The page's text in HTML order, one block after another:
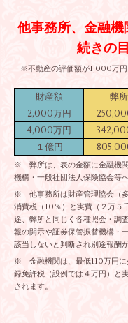
他事務所、金融
続きの
※不動産の評価額が1,000万
財産額 弊所
2,000万円
4,000万円
１億円
※ 弊所は、表の金額に金融機
機構・一般社団法人保険協会等
※ 他事務所は財産管理協会（
消費税（10％）と実費（２万５
途、弊所と同じく各種照会・調
報の開示や証券保管振替機構・
該当しないと判断され別途報酬
※ 金融機関は、最低110万円に
録免許税（設例では４万円）と
されます。